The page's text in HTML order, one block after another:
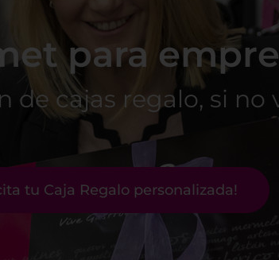
para
de cajas regalo, si no
tu Caja Regalo personalizada!